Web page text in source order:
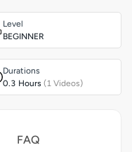
Level
BEGINNER
Durations
0.3 Hours (1 Videos)
FAQ